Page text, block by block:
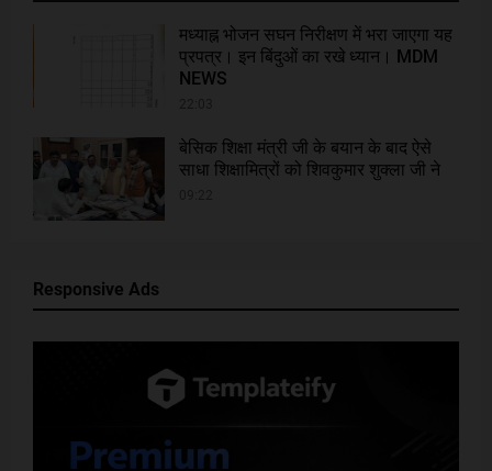
मध्याह्न भोजन सघन निरीक्षण में भरा जाएगा यह
प्रपत्र। इन बिंदुओं का रखे ध्यान। MDM
NEWS
बेसिक शिक्षा मंत्री जी के बयान के बाद ऐसे
साधा शिक्षामित्रों को शिवकुमार शुक्ला जी ने
Responsive Ads